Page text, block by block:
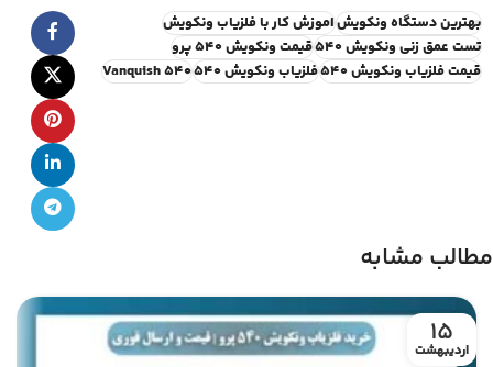
بهترین دستگاه ونکویشاموزش کار با فلزیاب ونکویش
تست عمق زنی ونکویش ۵۴۰
قیمت ونکویش 540 پرو
قیمت فلزیاب ونکویش 540
فلزیاب ونکویش 540 Vanquish 540
مطالب مشابه
15
اردیبهشت